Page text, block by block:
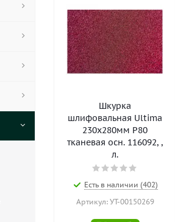
Шкурка
шлифовальная Ultima
230х280мм Р80
тканевая осн. 116092, ,
л.
Есть в наличии (402)
Артикул: УТ-00150269